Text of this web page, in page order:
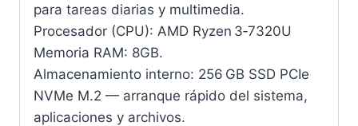
para tareas diarias y multimedia.
Procesador (CPU): AMD Ryzen 3‑7320U
Memoria RAM: 8GB.
Almacenamiento interno: 256 GB SSD PCIe
NVMe M.2 — arranque rápido del sistema,
aplicaciones y archivos.